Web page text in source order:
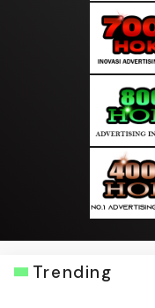
Trending